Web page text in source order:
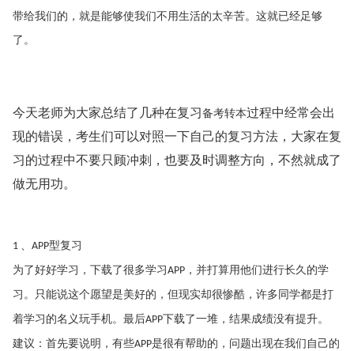
带给我们的，就是能够使我们不用生活的太辛苦。这就已经足够
了。
今天老师为大家总结了几种在复习 备考转本过程中经常会出
现的错误，考生们可以对照一下自己的复习方法，大家在复
习的过程中不要只顾冲刺，也要及时调整方向，不然就成了
做无用功。
1 、 APP型复习
为了好好学习，下载了很多学习 APP ，并打算用他们进行长久的学
习。只能说这个愿望是美好的，但现实却很惨酷，许多同学都是打
着学习的名义玩手机。最后APP下载了一堆，结果成绩没有提升。
建议：首先要说明，有些APP是很有帮助的，问题出现在我们自己的